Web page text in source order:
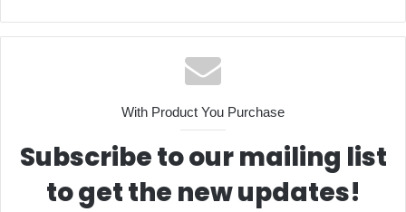
With Product You Purchase
Subscribe to our mailing list
to get the new updates!